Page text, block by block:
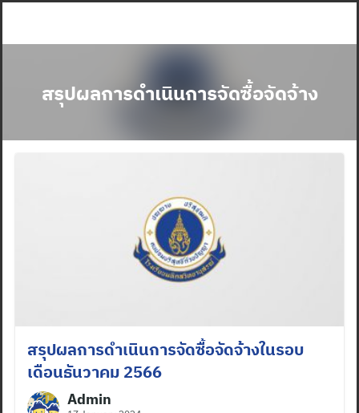
สรุปผลการดำเนินการจัดซื้อจัดจ้าง
สรุปผลการดำเนินการจัดซื้อจัดจ้างในรอบ
เดือนธันวาคม 2566
Admin